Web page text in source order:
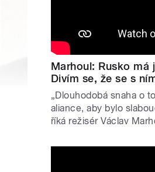
Marhoul: Rusko má
Divím se, že se s
„Dlouhodobá snaha o
aliance, aby bylo
říká režisér Václav